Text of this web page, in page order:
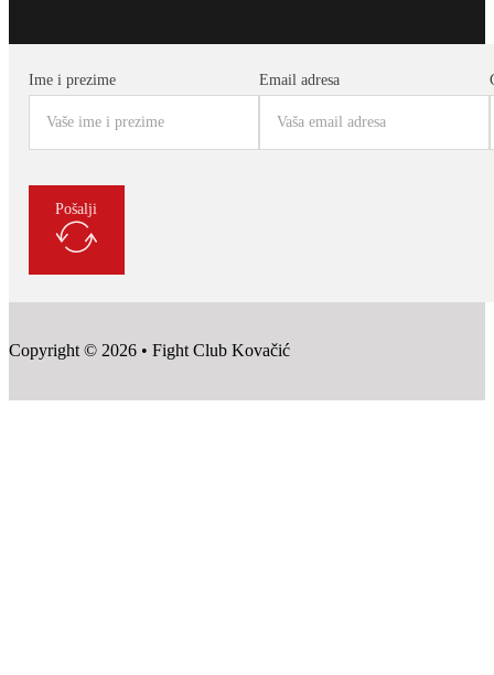
Ime i prezime Email adresa
Pošalji
Copyright © 2026 • Fight Club Kovačić